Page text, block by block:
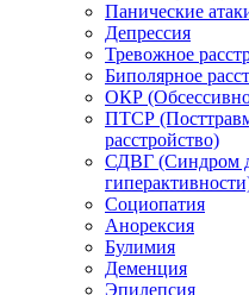
Панические
Депрессия
Тревожное
Биполярное
ОКР
ПТСР
расстройство)
СДВГ (Синдром
Социопатия
Анорексия
Булимия
Деменция
Эпилепсия